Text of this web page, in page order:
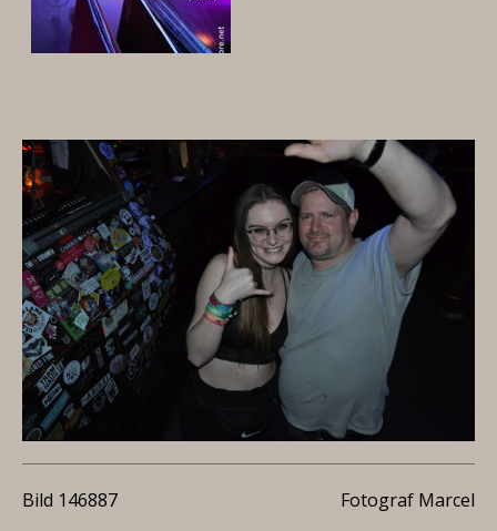
Bild 146887 Fotograf Marcel